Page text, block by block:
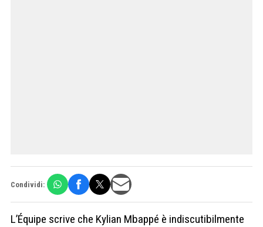
Condividi:
L’Équipe scrive che Kylian Mbappé è indiscutibilmente